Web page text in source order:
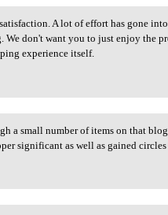
A lot of effort has gone
don't want you to just enjoy the
experience itself.
a small number of items on that
significant as well as gained circles